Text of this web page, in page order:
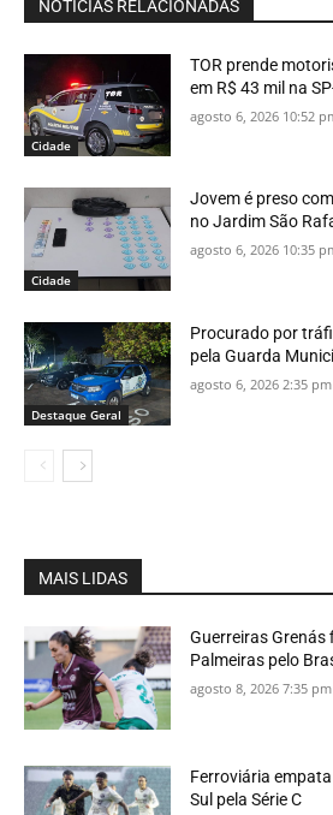
NOTÍCIAS RELACIONADAS
Cidade
TOR prende
em R$ 43 mil na
agosto 6, 2026 10:52
Cidade
Jovem é preso
no Jardim São
agosto 6, 2026 10:35
Destaque Geral
Procurado por
pela Guarda
agosto 6, 2026 2:35 pm
MAIS LIDAS
Guerreiras
Palmeiras pelo
agosto 8, 2026 7:35 pm
Ferroviária
Sul pela Série C